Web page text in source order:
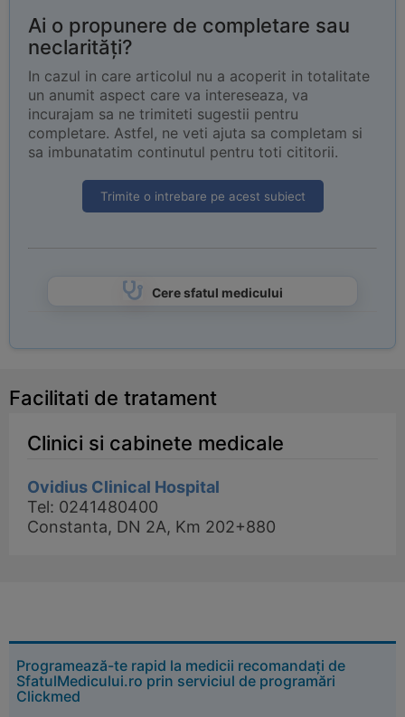
Ai o propunere de completare sau
neclarități?
In cazul in care articolul nu a acoperit in totalitate
un anumit aspect care va intereseaza, va
incurajam sa ne trimiteti sugestii pentru
completare. Astfel, ne veti ajuta sa completam si
sa imbunatatim continutul pentru toti cititorii.
Trimite o intrebare pe acest subiect
Cere sfatul medicului
Facilitati de tratament
Clinici si cabinete medicale
Ovidius Clinical Hospital
Tel: 0241480400
Constanta, DN 2A, Km 202+880
Programează-te rapid la medicii recomandați de
SfatulMedicului.ro prin serviciul de programări
Clickmed